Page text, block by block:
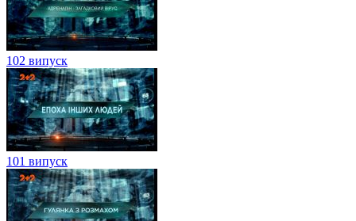
102 випуск
101 випуск